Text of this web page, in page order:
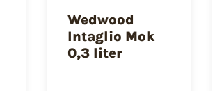
Wedwood
Intaglio Mok
0,3 liter